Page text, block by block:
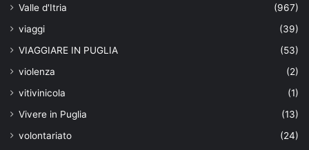
Valle d'Itria
(967)
viaggi
(39)
VIAGGIARE IN PUGLIA
(53)
violenza
(2)
vitivinicola
(1)
Vivere in Puglia
(13)
volontariato
(24)